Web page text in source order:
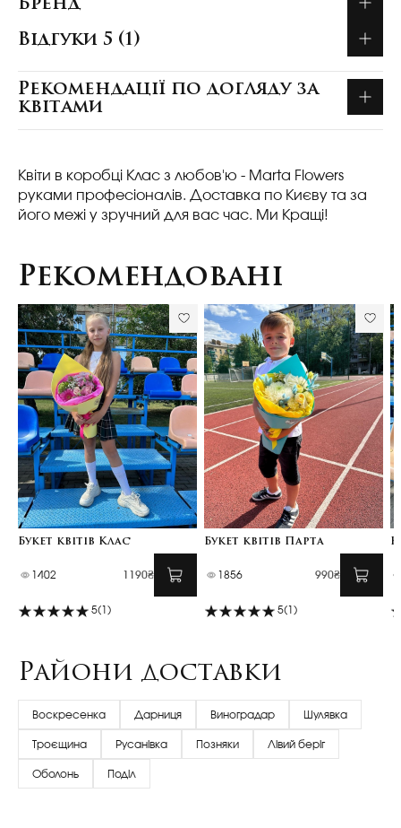
Відгуки 5 (1)
Рекомендації по догляду за
квітами
Квіти в коробці Клас з любов'ю - Marta Flowers
руками професіоналів. Доставка по Києву та за
його межі у зручний для вас час. Ми Кращі!
Рекомендовані
Букет квітів Клас
1402 1190₴
5(1)
Букет квітів Парта
1856 990₴
5(1)
Райони доставки
Воскресенка Дарниця Виноградар Шулявка
Троєщина Русанівка Позняки Лівий беріг
Оболонь Поділ